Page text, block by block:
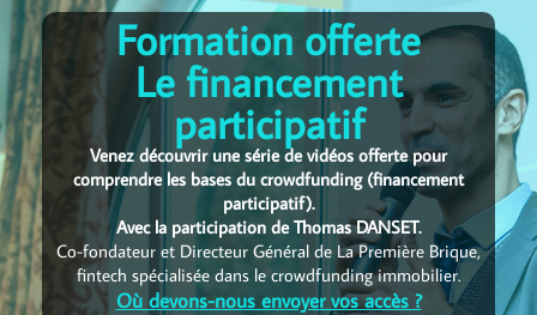
Formation offerte
Le financement
participatif
Venez découvrir une série de vidéos offerte pour
comprendre les bases du crowdfunding (financement
participatif).
Avec la participation de Thomas DANSET.
Co-fondateur et Directeur Général de La Première Brique,
fintech spécialisée dans le crowdfunding immobilier.
Où devons-nous envoyer vos accès ?